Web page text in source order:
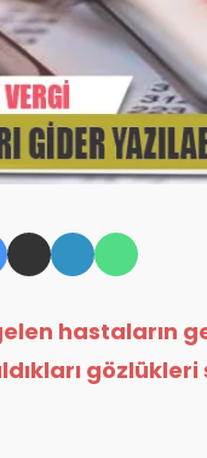
hastaların